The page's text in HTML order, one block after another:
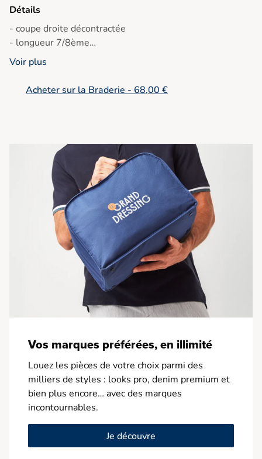
Détails
- coupe droite décontractée
- longueur 7/8ème
- braguette avec fermeture éclair
- poches avant
Voir plus
Acheter sur la Braderie - 68,00 €
Vos marques préférées, en illimité
Louez les pièces de votre choix parmi des
milliers de styles : looks pro, denim premium et
bien plus encore… avec des marques
incontournables.
Je découvre